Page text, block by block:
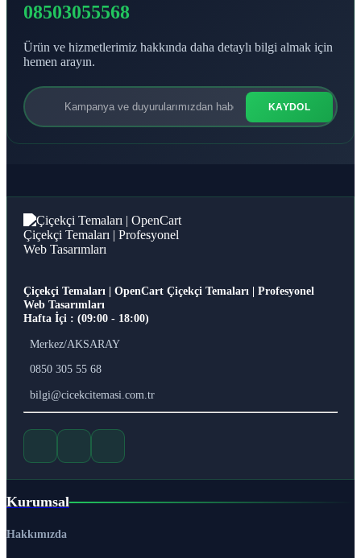
08503055568
Ürün ve hizmetlerimiz hakkında daha detaylı bilgi almak için
hemen arayın.
KAYDOL
Çiçekçi Temaları | OpenCart Çiçekçi Temaları | Profesyonel
Web Tasarımları
Hafta İçi : (09:00 - 18:00)
Merkez/AKSARAY
0850 305 55 68
bilgi@cicekcitemasi.com.tr
Kurumsal
Hakkımızda